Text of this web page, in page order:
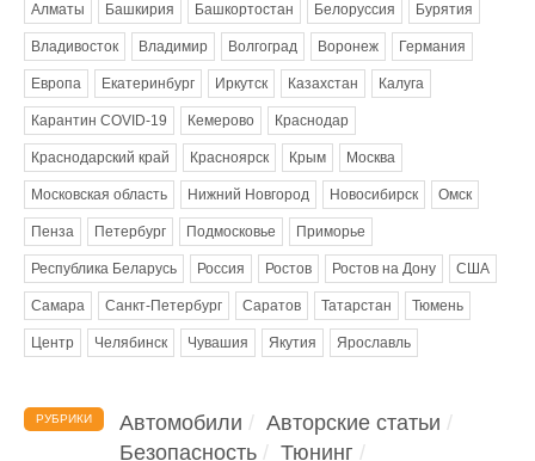
Алматы Башкирия Башкортостан Белоруссия Бурятия
Владивосток Владимир Волгоград Воронеж Германия
Европа Екатеринбург Иркутск Казахстан Калуга
Карантин COVID-19 Кемерово Краснодар
Краснодарский край Красноярск Крым Москва
Московская область Нижний Новгород Новосибирск Омск
Пенза Петербург Подмосковье Приморье
Республика Беларусь Россия Ростов Ростов на Дону США
Самара Санкт-Петербург Саратов Татарстан Тюмень
Центр Челябинск Чувашия Якутия Ярославль
РУБРИКИ Автомобили
Авторские статьи
Безопасность
Тюнинг